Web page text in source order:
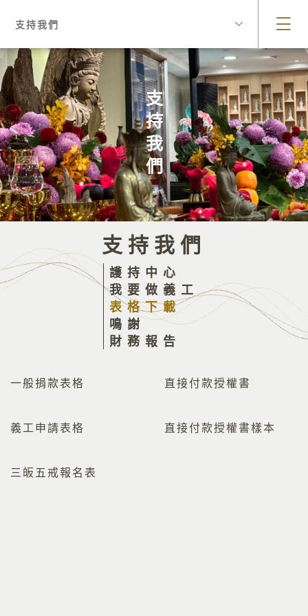
支持我們
支持我們
支持我們
護持中心
我要做義工
表格下載
鳴謝
財務報告
一般捐款表格 直接付款授權書
義工申請表格 直接付款授權書樣本
三皈五戒報名表